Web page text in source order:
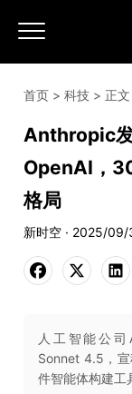
首页 > 科技 > 正文
Anthropic
OpenAI，
格局
新时空 · 2025/09/
人工智能公
Sonnet 4.5，
件智能体构建工